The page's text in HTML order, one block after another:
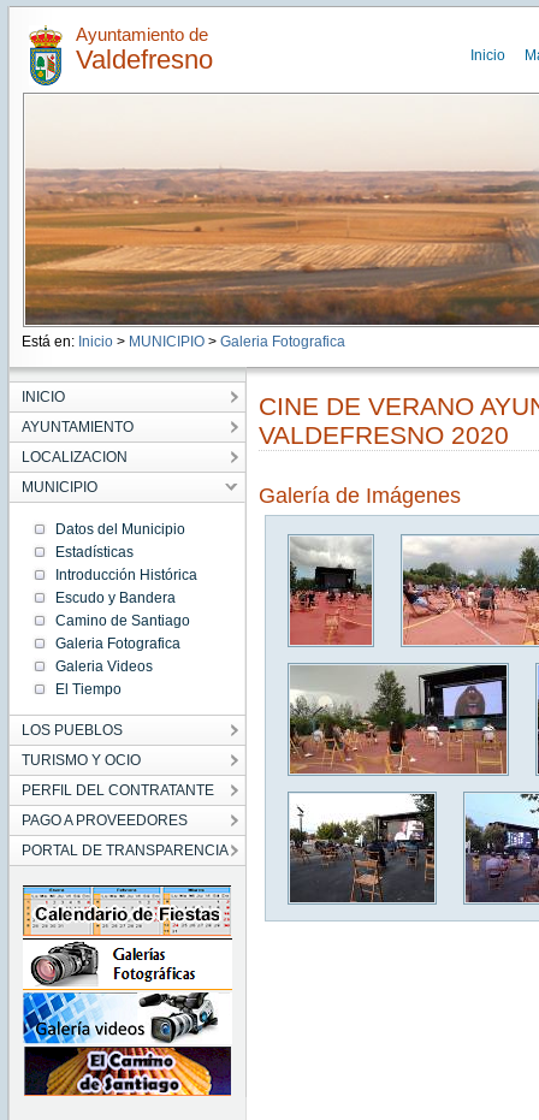
Ayuntamiento de
Valdefresno Inicio
Está en: Inicio > MUNICIPIO> Galeria Fotografica
INICIO
AYUNTAMIENTO
LOCALIZACION
MUNICIPIO
Datos del Municipio
Estadísticas
Introducción Histórica
Escudo y Bandera
Camino de Santiago
Galeria Fotografica
Galeria Videos
El Tiempo
LOS PUEBLOS
TURISMO Y OCIO
PERFIL DEL CONTRATANTE
PAGO A PROVEEDORES
PORTAL DE TRANSPARENCIA
CINE DE VERANO
VALDEFRESNO 2020
Galería de Imágenes